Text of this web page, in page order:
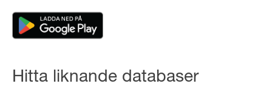
Hitta liknande databaser